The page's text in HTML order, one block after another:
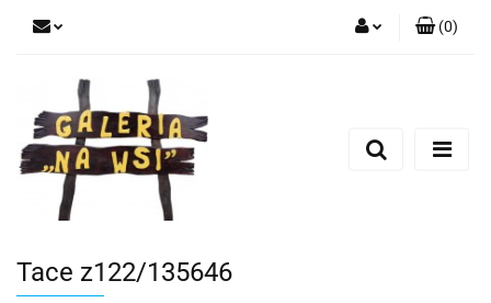
Dodaj zgłoszenie
(0)
Tace z122/135646